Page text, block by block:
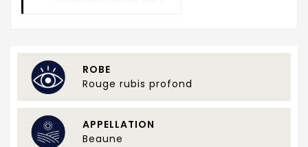
ROBE
Rouge rubis profond
APPELLATION
Beaune